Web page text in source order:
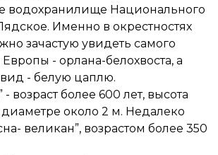
водохранилище Национального
Именно в окрестностях
зачастую увидеть самого
- орлана-белохвоста, а
- белую цаплю.
- возраст более 600 лет, высота
около 2 м. Недалеко
великан”, возрастом более 350